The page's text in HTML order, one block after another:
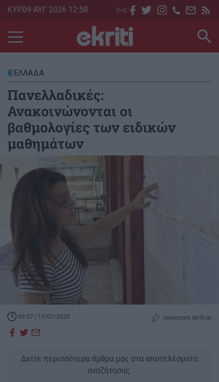
Skip
main
content
ΚΥΡ.09 ΑΥΓ 2026 12:58
ΕΛΛΑΔΑ
Πανελλαδικές:
Ανακοινώνονται οι
βαθμολογίες των ειδικών
μαθημάτων
09:07 | 17/07/2020 newsroom ekriti.gr
Δείτε περισσότερα άρθρα μας στα αποτελέσματα
αναζήτησης.